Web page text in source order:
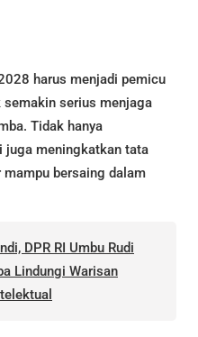
harus menjadi pemicu
semakin serius menjaga
Tidak hanya
juga meningkatkan tata
bersaing dalam
DPR RI Umbu Rudi
Lindungi Warisan